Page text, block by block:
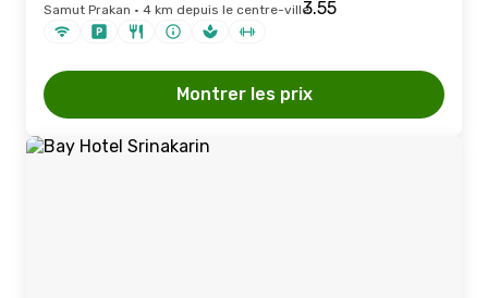
Samut Prakan · 4 km depuis le centre-ville
Montrer les prix